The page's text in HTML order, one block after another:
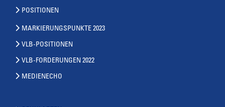
POSITIONEN
MARKIERUNGSPUNKTE 2023
VLB-POSITIONEN
VLB-FORDERUNGEN 2022
MEDIENECHO